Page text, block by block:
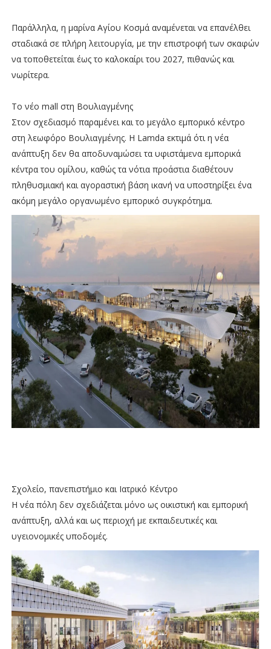
Παράλληλα, η μαρίνα Αγίου Κοσμά αναμένεται να επανέλθει
σταδιακά σε πλήρη λειτουργία, με την επιστροφή των σκαφών
να τοποθετείται έως το καλοκαίρι του 2027, πιθανώς και
νωρίτερα.
Το νέο mall στη Βουλιαγμένης
Στον σχεδιασμό παραμένει και το μεγάλο εμπορικό κέντρο
στη λεωφόρο Βουλιαγμένης. Η Lamda εκτιμά ότι η νέα
ανάπτυξη δεν θα αποδυναμώσει τα υφιστάμενα εμπορικά
κέντρα του ομίλου, καθώς τα νότια προάστια διαθέτουν
πληθυσμιακή και αγοραστική βάση ικανή να υποστηρίξει ένα
ακόμη μεγάλο οργανωμένο εμπορικό συγκρότημα.
Σχολείο, πανεπιστήμιο και Ιατρικό Κέντρο
Η νέα πόλη δεν σχεδιάζεται μόνο ως οικιστική και εμπορική
ανάπτυξη, αλλά και ως περιοχή με εκπαιδευτικές και
υγειονομικές υποδομές.